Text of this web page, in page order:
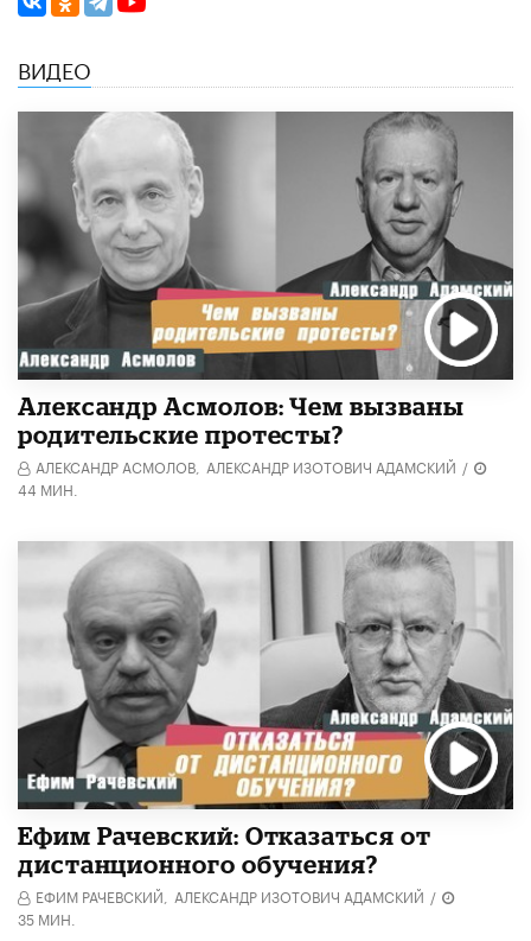
ВИДЕО
Александр Асмолов: Чем вызваны
родительские протесты?
АЛЕКСАНДР АСМОЛОВ, АЛЕКСАНДР ИЗОТОВИЧ АДАМСКИЙ /
44 МИН.
Ефим Рачевский: Отказаться от
дистанционного обучения?
ЕФИМ РАЧЕВСКИЙ, АЛЕКСАНДР ИЗОТОВИЧ АДАМСКИЙ /
35 МИН.